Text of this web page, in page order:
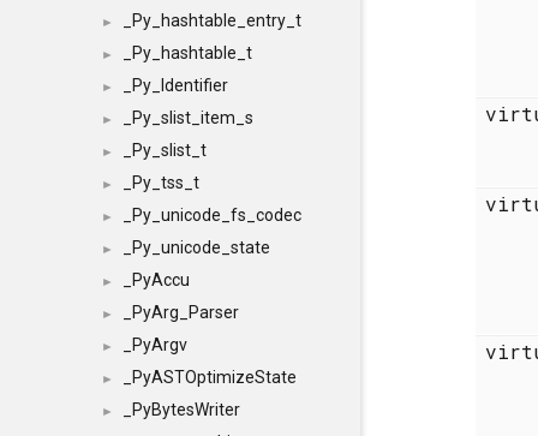
► _Py_hashtable_entry_t
► _Py_hashtable_t
► _Py_Identifier
► _Py_slist_item_s
► _Py_slist_t
► _Py_tss_t
► _Py_unicode_fs_codec
► _Py_unicode_state
► _PyAccu
► _PyArg_Parser
► _PyArgv
► _PyASTOptimizeState
►
_PyBytesWriter